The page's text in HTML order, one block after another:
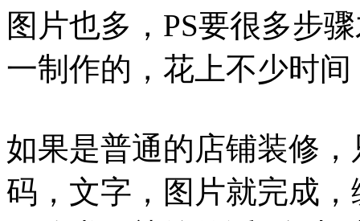
图片也多，PS要很多步
一制作的，花上不少时
如果是普通的店铺装修
码，文字，图片就完成